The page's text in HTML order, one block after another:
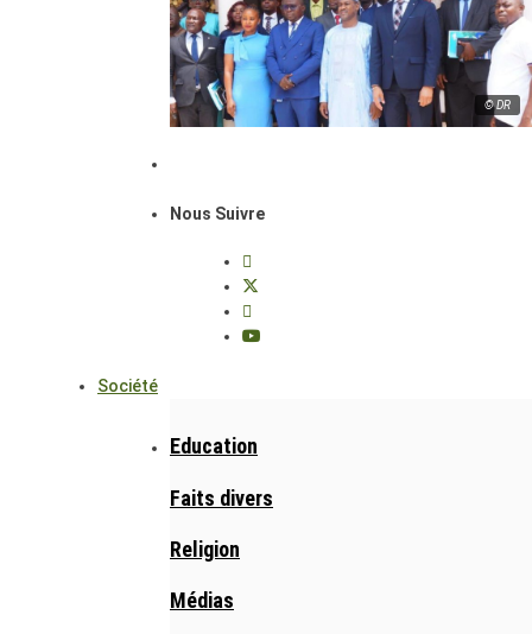
© DR
Nous Suivre
Société
Education
Faits divers
Religion
Médias